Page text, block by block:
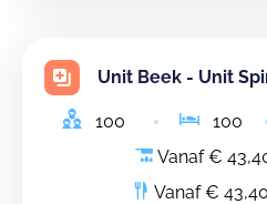
Unit Beek - Unit
100 100
Vanaf €
Vanaf € 43,40